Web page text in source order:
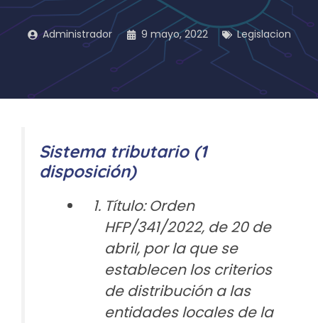
Administrador 9 mayo, 2022 Legislacion
Sistema tributario (1
disposición)
Título: Orden
HFP/341/2022, de 20 de
abril, por la que se
establecen los criterios
de distribución a las
entidades locales de la